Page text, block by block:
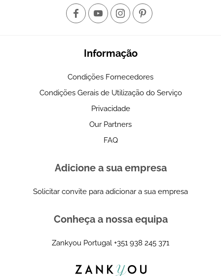
Informação
Condições Fornecedores
Condições Gerais de Utilização do Serviço
Privacidade
Our Partners
FAQ
Adicione a sua empresa
Solicitar convite para adicionar a sua empresa
Conheça a nossa equipa
Zankyou Portugal +351 938 245 371